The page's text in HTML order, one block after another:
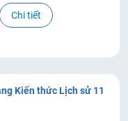
Chi tiết
Kiến thức Lịch sử 11